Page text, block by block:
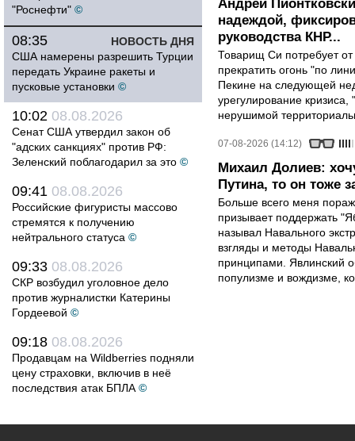
"Роснефти" ©
НОВОСТЬ ДНЯ
08:35
США намерены разрешить Турции
передать Украине ракеты и
пусковые установки ©
10:02 08.08.2026
Сенат США утвердил закон об
"адских санкциях" против РФ:
Зеленский поблагодарил за это ©
09:41 08.08.2026
Российские фигуристы массово
стремятся к получению
нейтрального статуса ©
09:33 08.08.2026
СКР возбудил уголовное дело
против журналистки Катерины
Гордеевой ©
09:18 08.08.2026
Продавцам на Wildberries подняли
цену страховки, включив в неё
последствия атак БПЛА ©
Андрей
надеждой,
руководства КНР...
Товарищ Си потребует
прекратить огонь "по
Пекине на следующей
урегулирование
нерушимой
07-08-2026 (14:12)
Михаил Долиев:
Путина, то он тоже
Больше всего меня
призывает поддержать
называл Навального
взгляды и методы
принципами. Явлинский
популизме и вождизме,